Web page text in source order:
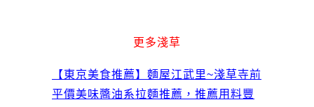
更多淺草
【東京美食推薦】麵屋江武里~淺草寺前
平價美味醬油系拉麵推薦，推薦用料豐